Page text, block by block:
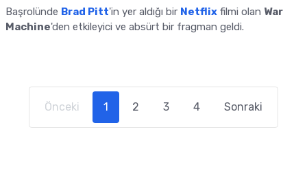
Başrolünde Brad Pitt'in yer aldığı bir Netflixfilmi olan War
Machine'den etkileyici ve absürt bir fragman geldi.
Önceki 1 (current)
2 3 4 Sonraki